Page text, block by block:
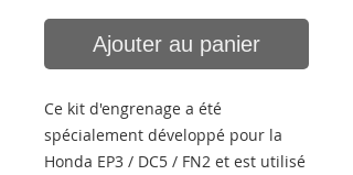
Ajouter au panier
Ce kit d'engrenage a été
spécialement développé pour la
Honda EP3 / DC5 / FN2 et est utilisé